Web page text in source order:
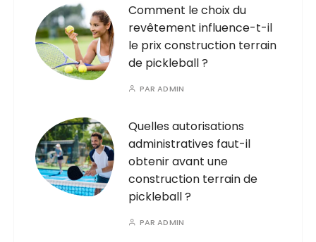
Comment le choix du
revêtement influence-t-il
le prix construction terrain
de pickleball ?
PARADMIN
Quelles autorisations
administratives faut-il
obtenir avant une
construction terrain de
pickleball ?
PARADMIN